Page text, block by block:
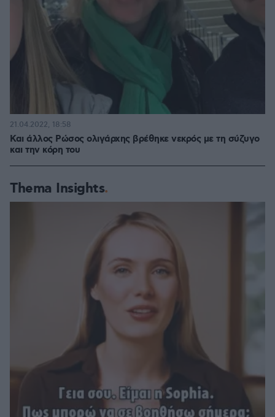
Και άλλος Ρώσος ολιγάρχης βρέθηκε νεκρός με τη σύζυγο
και την κόρη του
21.04.2022, 18:58
Thema Insights